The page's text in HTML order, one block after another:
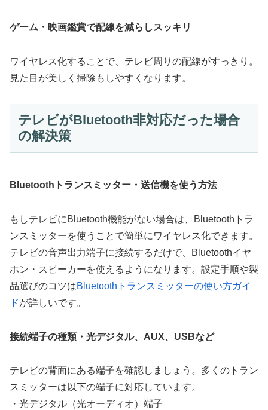
ゲーム・映画鑑賞で配線を減らしスッキリ
ワイヤレス化することで、テレビ周りの配線がすっきり。
見た目が美しく掃除もしやすくなります。
テレビがBluetooth非対応だった場合
の解決策
Bluetoothトランスミッター・送信機を使う方法
もしテレビにBluetooth機能がない場合は、Bluetoothトラ
ンスミッターを使うことで簡単にワイヤレス化できます。
テレビの音声出力端子に接続するだけで、Bluetoothイヤ
ホン・スピーカーを使えるようになります。設定手順や製
品選びのコツはBluetoothトランスミッターの使い方ガイ
ドが詳しいです。
接続端子の種類・光デジタル、AUX、USBなど
テレビの背面にある端子を確認しましょう。多くのトラン
スミッターは以下の端子に対応しています。
・光デジタル（光オーディオ）端子